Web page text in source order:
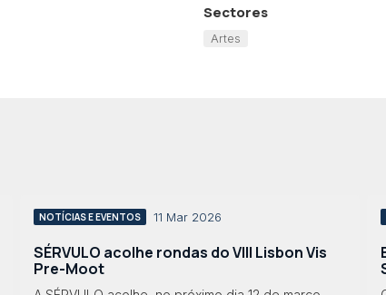
Sectores
Artes
NOTÍCIAS E EVENTOS 11 Mar 2026
SÉRVULO acolhe rondas do VIII Lisbon Vis
Pre-Moot